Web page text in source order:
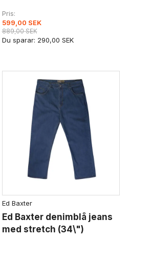
Pris
599,00 SEK
889,00 SEK
Du sparar: 290,00 SEK
Ed Baxter
Ed Baxter denimblå jeans
med stretch (34\")